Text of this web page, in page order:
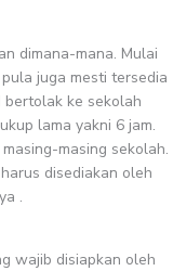
dimana-mana. Mulai
juga mesti tersedia
bertolak ke sekolah
lama yakni 6 jam.
masing sekolah.
disediakan oleh
.
wajib disiapkan oleh